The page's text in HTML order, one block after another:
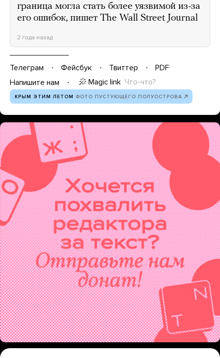
граница могла стать более уязвимой из-за
его ошибок, пишет The Wall Street Journal
2 года назад
Телеграм Фейсбук Твиттер
PDF
Напишите нам
Magic link Что-что?
КРЫМ ЭТИМ ЛЕТОМ ФОТО ПУСТУЮЩЕГО ПОЛУОСТРОВА